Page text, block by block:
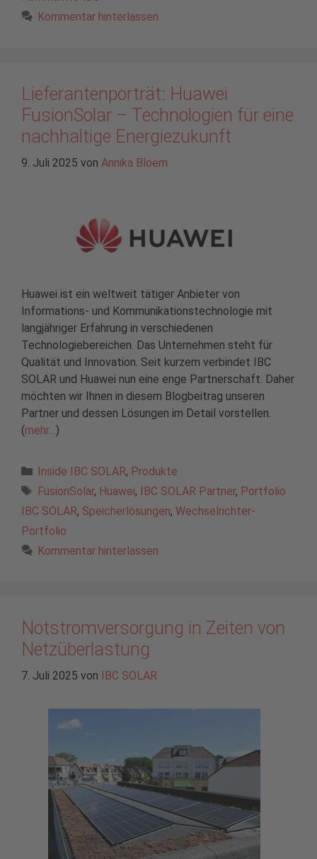
Kommentar hinterlassen
Lieferantenporträt: Huawei
FusionSolar – Technologien für eine
nachhaltige Energiezukunft
9. Juli 2025 von Annika Bloem
Huawei ist ein weltweit tätiger Anbieter von
Informations- und Kommunikationstechnologie mit
langjähriger Erfahrung in verschiedenen
Technologiebereichen. Das Unternehmen steht für
Qualität und Innovation. Seit kurzem verbindet IBC
SOLAR und Huawei nun eine enge Partnerschaft. Daher
möchten wir Ihnen in diesem Blogbeitrag unseren
Partner und dessen Lösungen im Detail vorstellen.
(mehr… )
Kategorien
Inside IBC SOLAR, Produkte
Schlagwörter
FusionSolar, Huawei, IBC SOLAR Partner, Portfolio
IBC SOLAR, Speicherlösungen, Wechselrichter-
Portfolio
Kommentar hinterlassen
Notstromversorgung in Zeiten von
Netzüberlastung
7. Juli 2025 von IBC SOLAR